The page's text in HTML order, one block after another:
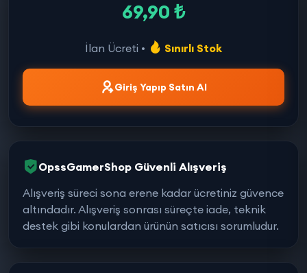
69,90 ₺
İlan Ücreti • Sınırlı Stok
Giriş Yapıp Satın Al
OpssGamerShop Güvenli Alışveriş
Alışveriş süreci sona erene kadar ücretiniz güvence
altındadır. Alışveriş sonrası süreçte iade, teknik
destek gibi konulardan ürünün satıcısı sorumludur.